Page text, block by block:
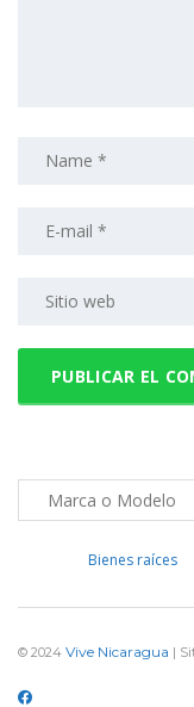
Bienes raíces
© 2024 Vive Nicaragua |